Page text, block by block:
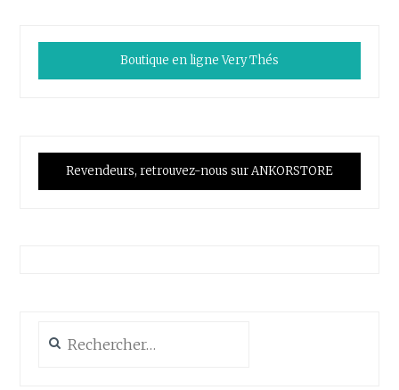
Boutique en ligne Very Thés
Revendeurs, retrouvez-nous sur ANKORSTORE